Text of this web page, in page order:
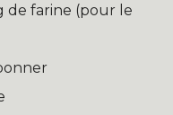
de farine (pour le